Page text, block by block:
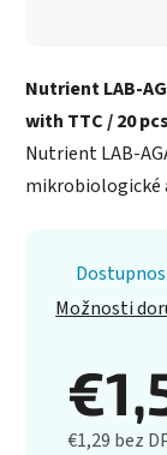
Nutrient LAB-
with TTC / 20 pcs
Nutrient LAB-
mikrobiologické
Možnosti
€1,29 bez